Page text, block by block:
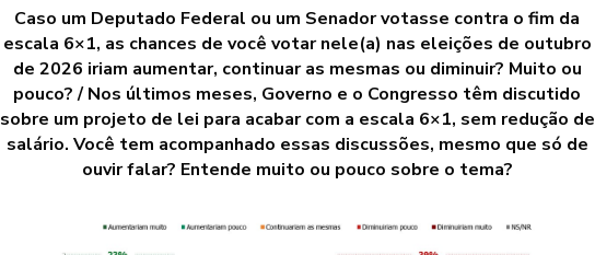
Caso um Deputado Federal ou um Senador votasse contra o fim da
escala 6×1, as chances de você votar nele(a) nas eleições de outubro
de 2026 iriam aumentar, continuar as mesmas ou diminuir? Muito ou
pouco? / Nos últimos meses, Governo e o Congresso têm discutido
sobre um projeto de lei para acabar com a escala 6×1, sem redução de
salário. Você tem acompanhado essas discussões, mesmo que só de
ouvir falar? Entende muito ou pouco sobre o tema?